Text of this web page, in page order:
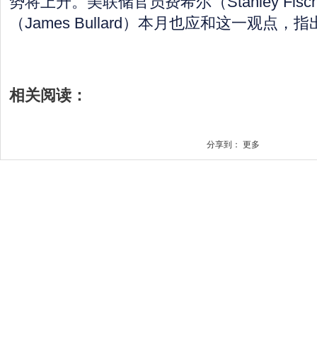
（James Bullard）本月也应和这一观点，
相关阅读：
分享到： 更多